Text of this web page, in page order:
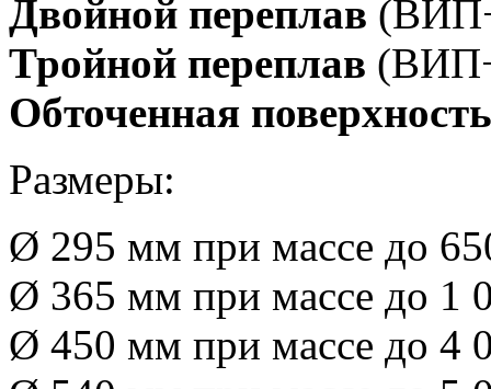
Двойной переплав
Тройной переплав
Обточенная поверхность
Размеры:
Ø 295 мм при массе до
Ø 365 мм при массе до 1
Ø 450 мм при массе до 4